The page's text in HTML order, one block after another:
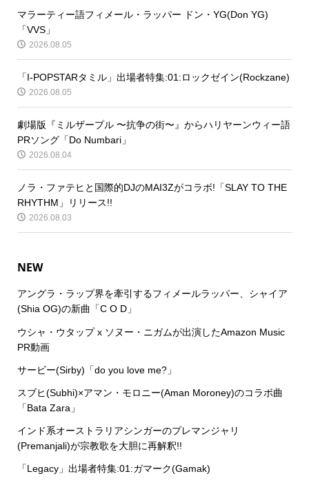
マラーティー語フィメール・ラッパー ドン・YG(Don YG)
「VVS」
2026.08.05
「I-POPSTARタミル」出場者特集:01:ロックゼイン(Rockzane)
2026.08.05
劇場版『ミルザープル 〜抗争の街〜』からハリヤーンウィー語
PRソング「Do Numbari」
2026.08.04
ノラ・ファテヒと国際的DJのMAI3Zがコラボ!「SLAY TO THE
RHYTHM」リリース!!
2026.08.03
NEW
アングラ・ラップ界を牽引するフィメールラッパー、シャイア
(Shia OG)の新曲「C O D」
ウシャ・ウタップ x ソヌー・ニガムが出演したAmazon Music
PR動画
サービー(Sirby)「do you love me?」
スブヒ(Subhi)×アマン・モロニー(Aman Moroney)のコラボ曲
「Bata Zara」
インド系オーストラリアシンガーのプレマンジャリ
(Premanjali)が宗教歌を大胆に再解釈!!
「Legacy」出場者特集:01:ガマーク(Gamak)